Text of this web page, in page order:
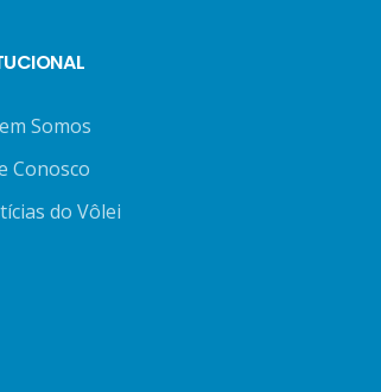
Somos
Conosco
do Vôlei